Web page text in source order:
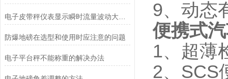
防爆地磅在选型和使用时应注意的问题
电子平台秤不能称重的解决办法
9、动态
便携式
1、超薄
2、SCS